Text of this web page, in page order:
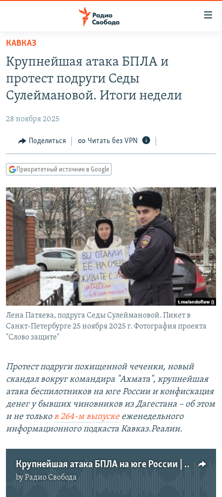
упрощенного
доступа
основному
Вернутся
Вернутся
поиску
ПОДКАСТЫ
АВТОРСКИЕ ПРОЕКТЫ
МНЕНИЯ
КУЛЬТУРА
КАВКАЗ.РЕАЛИИ
СЕВЕР.РЕАЛИИ
СИБИРЬ.РЕАЛИИ
РАСПИСАНИЕ ВЕЩАНИЯ
ПОДПИШИТЕСЬ НА РАССЫЛКУ
СОЦИАЛЬНЫЕ СЕТИ
Все сайты РСЕ/РС
КАВКАЗ
Крупнейшая атака БПЛА и
протест подруги Седы
Сулеймановой. Итоги недели
28 ноября 2025
Поделиться Читать без VPN
Приоритетный источник в Google
Лена Патяева, подруга Седы Сулеймановой. Пикет в
Санкт-Петербурге 25 ноября 2025 г. Фотография проекта
"Слово защите"
Протест подруги похищенной чеченки, новый
скандал вокруг командира "Ахмата", крупнейшая
атака беспилотников на юге России и конфискация
денег у бывших чиновников из Дагестана – об этом
и не тольков 264-м выпускееженедельного
информационного подкаста Кавказ.Реалии.
Крупнейшая атака БПЛА на юге России | #264
byРадио Свобода
No media source currently available